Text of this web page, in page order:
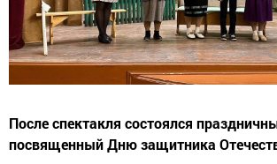
После спектакля состоялся
посвященный Дню защитника